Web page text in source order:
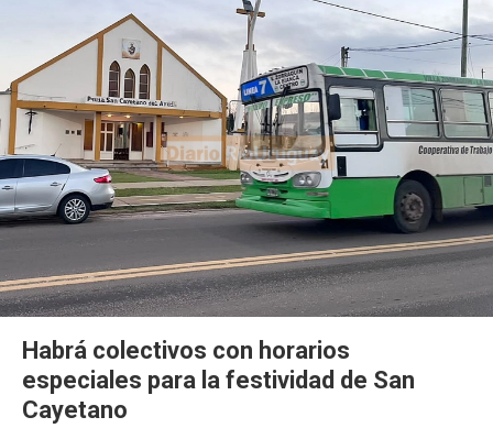
Habrá colectivos con horarios
especiales para la festividad de San
Cayetano